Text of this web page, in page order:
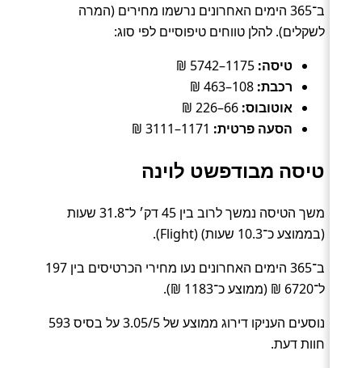
ב־365 הימים האחרונים נרשמו מחירים (המרה
לשקלים). להלן טווחים טיפוסיים לפי סוג:
טיסה:
רכבת:
אוטובוס:
הסעה פרטית:
טיסה מבודפשט לוינה
משך הטיסה נמשך לרוב בין 45 דק׳ ל־31.8 שעות
(בממוצע כ־10.3 שעות) (Flight).
ב־365 הימים האחרונים נעו מחירי הכרטיסים בין 197
ל־6720 ₪ (ממוצע כ־1183 ₪).
נוסעים העניקו דירוג ממוצע של 3.05/5 על בסיס 593
חוות דעת.